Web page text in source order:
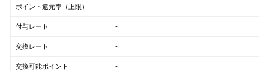
ポイント還元率（上限）
付与レート -
交換レート -
交換可能ポイント -